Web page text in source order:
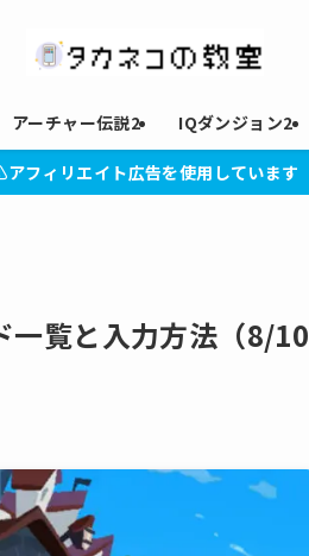
アーチャー伝説2 IQダンジョン2
フィリエイト広告を使用しています
覧と入力方法（8/10